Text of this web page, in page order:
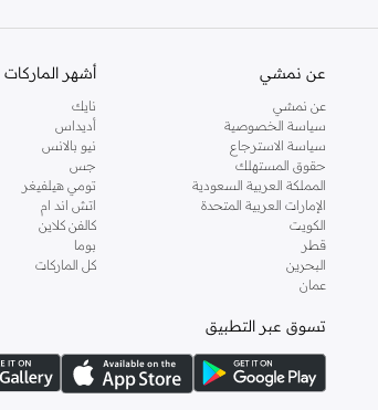
عن نمشي
عن نمشي
سياسة الخصوصية
سياسة الاسترجاع
حقوق المستهلك
المملكة العربية السعودية
الإمارات العربية المتحدة
الكويت
قطر
البحرين
عمان
أشهر الماركات
نايك
أديداس
نيو بالانس
جس
تومي هيلفيغر
اتش اند ام
كالفن كلاين
بوما
كل الماركات
تسوق عبر التطبيق